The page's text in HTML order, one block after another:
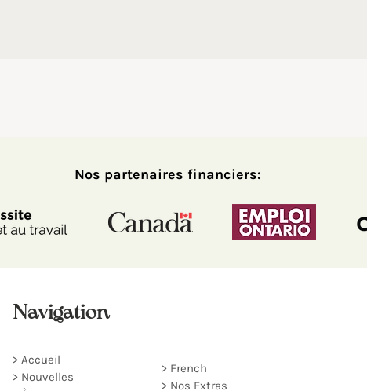
Nos partenaires financiers:
Navigation
> Accueil
> Nouvelles
> French
> Nos Extras